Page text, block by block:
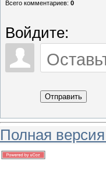
Всего комментариев: 0
Войдите:
Отправить
Полная